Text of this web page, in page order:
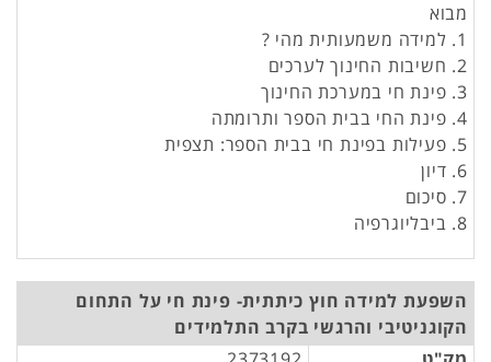
מבוא
1. למידה משמעותית מהי ?
2. חשיבות החינוך לערכים
3. פינת חי במערכת החינוך
4. פינת החי בבית הספר ותרומתה
5. פעילות בפינת חי בבית הספר: תצפית
6. דיון
7. סיכום
8. ביבליוגרפיה
השפעת למידה חוץ כיתתית- פינת חי על התחום
הקוגניטיבי והרגשי בקרב התלמידים